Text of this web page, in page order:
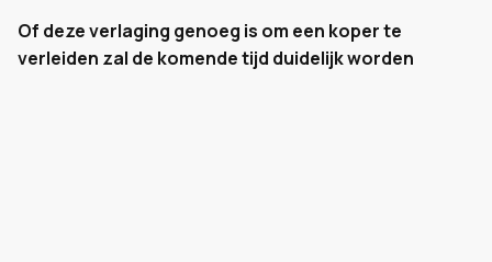
Of deze verlaging genoeg is om een koper te
verleiden zal de komende tijd duidelijk worden